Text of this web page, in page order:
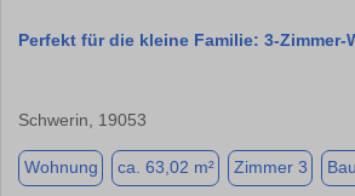
Perfekt für die kleine Familie: 3-
Schwerin, 19053
Wohnung ca. 63,02 m² Zimmer 3